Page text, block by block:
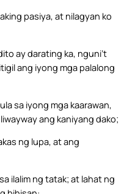
pasiya, at nilagyan ko
ay darating ka, nguni’t
ang iyong mga palalong
sa iyong mga kaarawan,
ang kaniyang dako;
ng lupa, at ang
ilalim ng tatak; at lahat ng